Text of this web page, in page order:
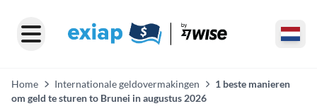
Home Internationale geldovermakingen
1 beste manieren
om geld te sturen to Brunei in augustus 2026